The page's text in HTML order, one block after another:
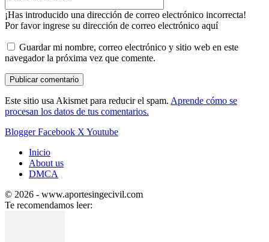
¡Has introducido una dirección de correo electrónico incorrecta!
Por favor ingrese su dirección de correo electrónico aquí
Guardar mi nombre, correo electrónico y sitio web en este
navegador la próxima vez que comente.
Este sitio usa Akismet para reducir el spam. Aprende cómo se
procesan los datos de tus comentarios.
Blogger Facebook X Youtube
Inicio
About us
DMCA
© 2026 - www.aportesingecivil.com
Te recomendamos leer: